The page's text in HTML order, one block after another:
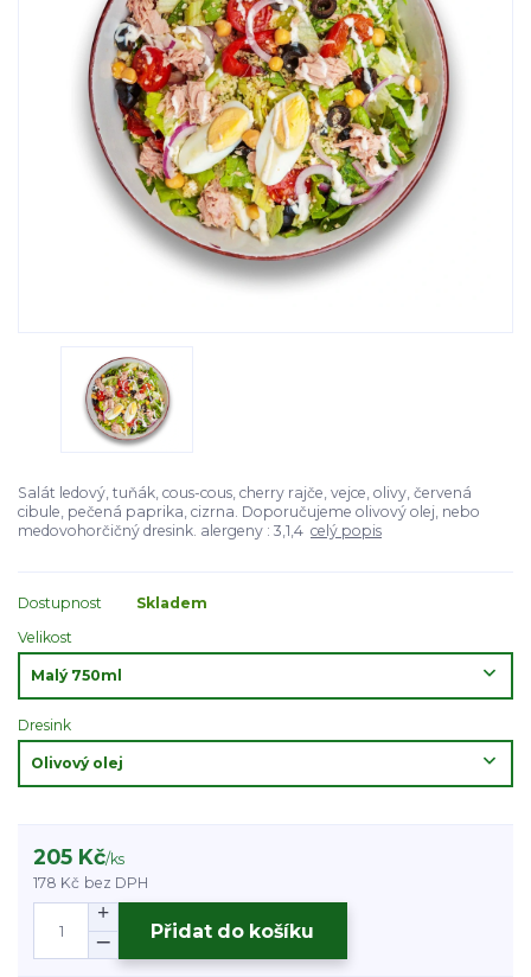
Salát ledový, tuňák, cous-cous, cherry rajče, vejce, olivy, červená
cibule, pečená paprika, cizrna. Doporučujeme olivový olej, nebo
medovohorčičný dresink. alergeny : 3,1,4 celý popis
Dostupnost
Skladem
Velikost
Dresink
205 Kč/ks
178 Kč bez DPH
Přidat do košíku